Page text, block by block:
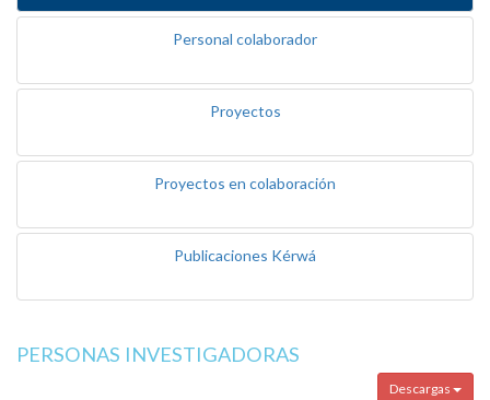
Personal colaborador
Proyectos
Proyectos en colaboración
Publicaciones Kérwá
PERSONAS INVESTIGADORAS
Descargas